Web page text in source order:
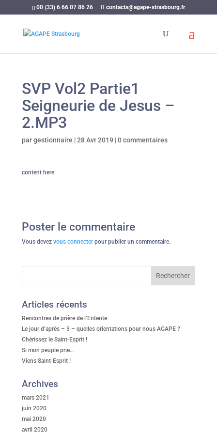
00 (33) 6 66 07 86 26 contacts@agape-strasbourg.fr
SVP Vol2 Partie1
Seigneurie de Jesus –
2.MP3
pargestionnaire |28 Avr 2019 |0 commentaires
content here
Poster le commentaire
Vous devez vous connecterpour publier un commentaire.
Articles récents
Rencontres de prière de l’Entente
Le jour d’après – 3 – quelles orientations pour nous AGAPE ?
Chérissez le Saint-Esprit !
Si mon peuple prie…
Viens Saint-Esprit !
Archives
mars 2021
juin 2020
mai 2020
avril 2020